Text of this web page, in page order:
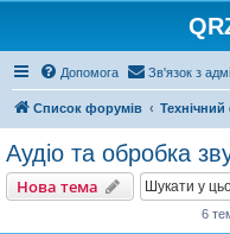
Допомога Зв'язок з
Список форумів
Аудіо та обробка
Нова тема
6